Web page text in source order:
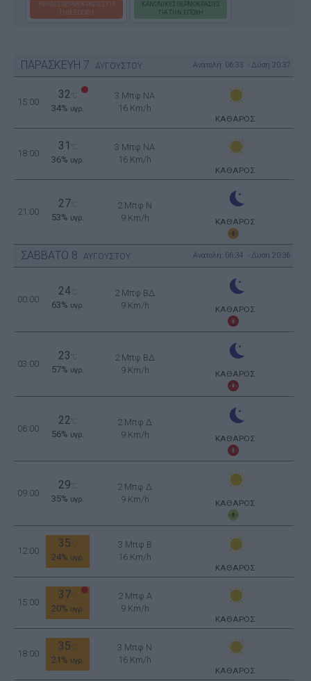
ΥΨΗΛΕΣ ΘΕΡΜΟΚΡΑΣΙΕΣ ΓΙΑ
ΤΗΝ ΕΠΟΧΗ
ΚΑΝΟΝΙΚΕΣ ΘΕΡΜΟΚΡΑΣΙΕΣ
ΓΙΑ ΤΗΝ ΕΠΟΧΗ
ΠΑΡΑΣΚΕΥΗ 7 ΑΥΓΟΥΣΤΟΥ Ανατολή: 06:33 - Δύση 20:37
15:00
32
34% υγρ.
3 Μπφ NA
16 Km/h
ΚΑΘΑΡΟΣ
18:00
31
36% υγρ.
3 Μπφ NA
16 Km/h
ΚΑΘΑΡΟΣ
21:00
27
53% υγρ.
2 Μπφ N
9 Km/h
ΚΑΘΑΡΟΣ
ΣΑΒΒΑΤΟ 8 ΑΥΓΟΥΣΤΟΥ Ανατολή: 06:34 - Δύση 20:36
00:00
24°C
63% υγρ.
2 Μπφ ΒΔ
9 Km/h
ΚΑΘΑΡΟΣ
03:00
23
57% υγρ.
2 Μπφ ΒΔ
9 Km/h
ΚΑΘΑΡΟΣ
06:00
22
56% υγρ.
2 Μπφ Δ
9 Km/h
ΚΑΘΑΡΟΣ
09:00
29
35% υγρ.
2 Μπφ Δ
9 Km/h
ΚΑΘΑΡΟΣ
12:00
35
24% υγρ.
3 Μπφ B
16 Km/h
ΚΑΘΑΡΟΣ
15:00
37
20% υγρ.
2 Μπφ Α
9 Km/h
ΚΑΘΑΡΟΣ
18:00
35
21% υγρ.
3 Μπφ N
16 Km/h
ΚΑΘΑΡΟΣ